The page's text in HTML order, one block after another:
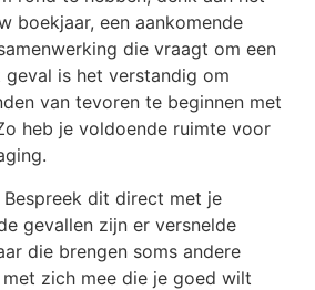
boekjaar, een aankomende
die vraagt om een
is het verstandig om
van tevoren te beginnen met
heb je voldoende ruimte voor
dit direct met je
gevallen zijn er versnelde
die brengen soms andere
zich mee die je goed wilt